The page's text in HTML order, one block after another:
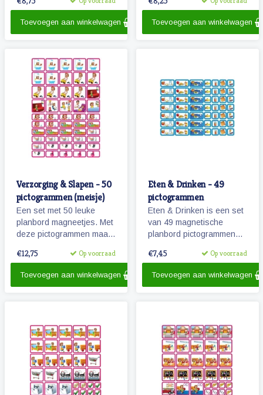
pictogrammen.
Toevoegen aan winkelwagen Toevoegen aan winkelwagen
Verzorging & Slapen - 50
pictogrammen (meisje)
Een set met 50 leuke
planbord magneetjes. Met
deze pictogrammen maakt
ochtendritueel inzichtelijk
aan de tandarts of kapper.
€12,75 Op voorraad
Toevoegen aan winkelwagen
Eten & Drinken - 49
pictogrammen
Eten & Drinken is een set
van 49 magnetische
planbord pictogrammen
€7,45 Op voorraad
Toevoegen aan winkelwagen